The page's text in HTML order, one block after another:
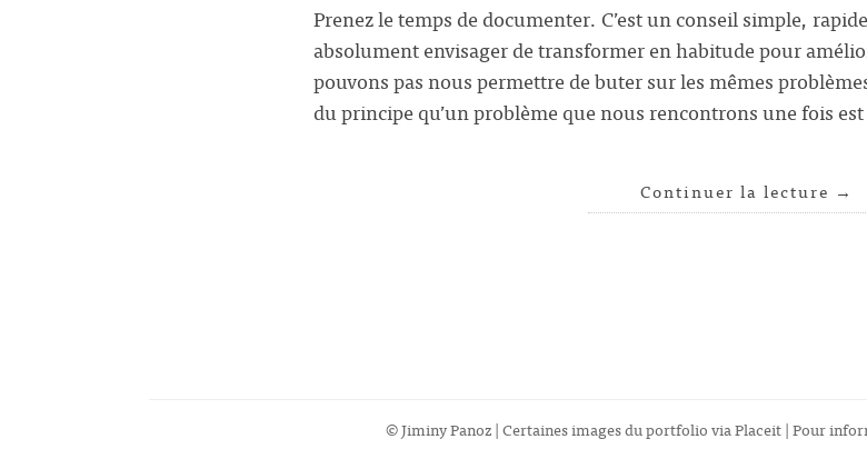
Prenez le temps de documenter. C’est un conseil simple,
absolument envisager de transformer en habitude pour
pouvons pas nous permettre de buter sur les mêmes
du principe qu’un problème que nous rencontrons une fois
Continuer la lecture →
© Jiminy Panoz | Certaines images du portfolio viaPlaceit| Pour